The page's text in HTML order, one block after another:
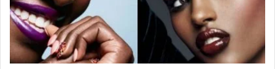
a
d
e
s